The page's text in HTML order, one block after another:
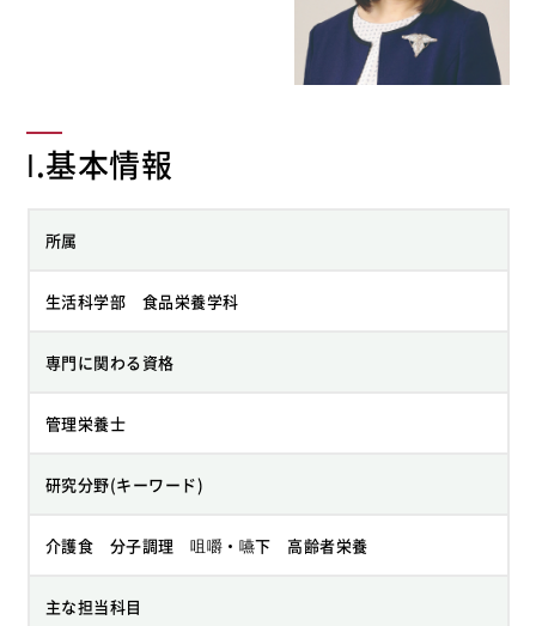
Ⅰ.基本情報
所属
生活科学部 食品栄養学科
専門に関わる資格
管理栄養士
研究分野(キーワード)
介護食 分子調理 咀嚼・嚥下 高齢者栄養
主な担当科目